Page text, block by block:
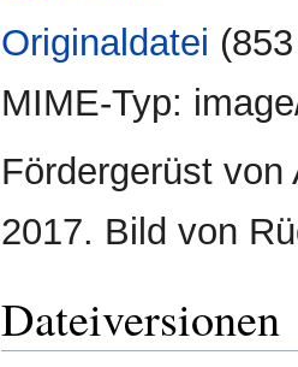
Originaldatei
MIME-Typ:
Fördergerüst
2017. Bild von
Dateiversionen